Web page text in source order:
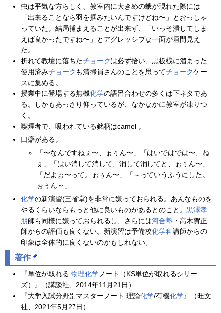
虫は平気な方らしく、教室内に大きめの蛾が現れた際には
「出来ることなら羽を掴みたいんですけどね〜」とおっしゃ
っていた。結局捕まえることが出来ず、「いっそ潰してしま
えば良かったですね〜」とアグレッシブな一面が垣間見え
た。
折れて教壇に落ちたチョークは必ず拾い、黒板桟に溜まった
使用済みチョーク も清掃員さんのことを思ってチョークケー
スに集める。
授業中に登場する無機化学の語呂合わせの多くは下ネタであ
る。しかもあっさり仰っているが、なかなかに教室が凍りつ
く。
喫煙者で、吸われている銘柄はcamel 。
口癖がある。
「〜なんですねぇ〜、ぉぅん〜」「はいではでは〜、ね
ぇ」「はい消して消して、消して消してと、ぉぅん〜」
「だよぉ〜って。ぉぅん〜」「～っていうふうにした。
ぉぅん～」
化学の新演習(三省堂)を非常に嫌っておられる。あんなものを
やるくらいならもっと他に良いものがあるとのこと。 黒澤孝
朋師も同様に嫌っておられるし、さらには河合塾 ・高木賀正
師からの評価も良くない。新演習は予備校化学科講師からの
印象は全体的に良くないのかもしれない。
著作
『単位が取れる 物理化学 ノート（KS単位が取れるシリー
ズ）』（講談社、2014年11月21日）
『大学入試分野別マスターノート 理論化学/有機化学』（旺文
社、2021年5月27日）